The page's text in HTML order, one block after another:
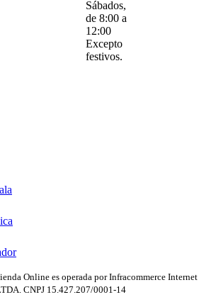
Sábados,
de 8:00 a
12:00
Excepto
festivos.
Online es operada por Infracommerce Internet
CNPJ 15.427.207/0001-14